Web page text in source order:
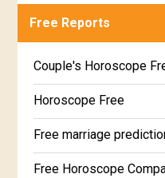
Free Reports
Couple's Horoscope
Horoscope Free
Free marriage
Free Horoscope